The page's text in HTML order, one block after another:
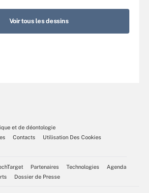
Voir tous les dessins
et de déontologie
Contacts
Utilisation Des Cookies
Partenaires Technologies
Agenda
Dossier de Presse